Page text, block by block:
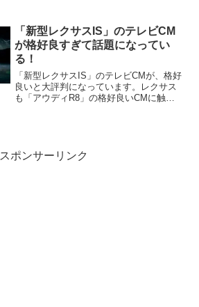
「レクサスIS」のテレビCMもガレージ内
を駆け回り、最後は...
「新型レクサスIS」のテレビCM
が格好良すぎて話題になってい
る！
「新型レクサスIS」のテレビCMが、格好
良いと大評判になっています。レクサス
も「アウディR8」の格好良いCMに触発
スポンサーリンク